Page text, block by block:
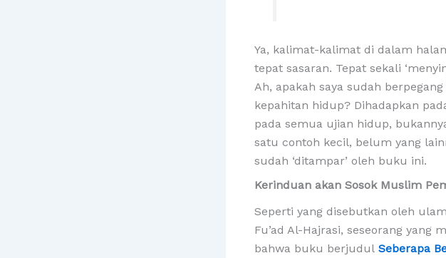
Ya, kalimat-kalimat di dalam
tepat sasaran. Tepat sekali
Ah, apakah saya sudah
kepahitan hidup? Dihadapkan
pada semua ujian hidup,
satu contoh kecil, belum yang
sudah ‘ditampar’ oleh buku ini.
Kerinduan akan Sosok Muslim
Seperti yang disebutkan oleh
Fu’ad Al-Hajrasi, seseorang
bahwa buku berjudul Seberapa